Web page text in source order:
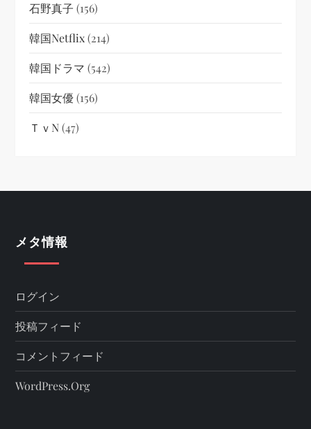
石野真子 (156)
韓国netflix(214)
韓国ドラマ (542)
韓国女優(156)
ＴｖN(47)
メタ情報
ログイン
投稿フィード
コメントフィード
WordPress.org